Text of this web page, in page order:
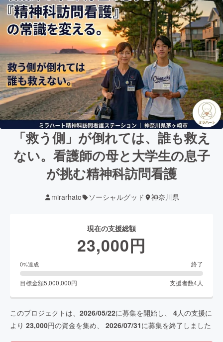
「救う側」が倒れては、誰も救え
ない。看護師の母と大学生の息子
が挑む精神科訪問看護
mirarhato ソーシャルグッド 神奈川県
現在の支援総額
23,000円
0%達成 終了
目標金額5,000,000円 支援者数4人
このプロジェクトは、 2026/05/22に募集を開始し、 4人の支援に
より 23,000円の資金を集め、 2026/07/31に募集を終了しました